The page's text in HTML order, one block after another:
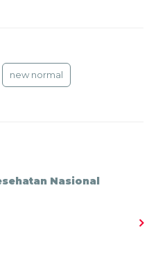
new normal
Nasional